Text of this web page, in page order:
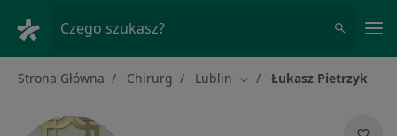
Czego szukasz?
Strona Główna Chirurg Lublin Zmień miasto
Łukasz Pietrzyk